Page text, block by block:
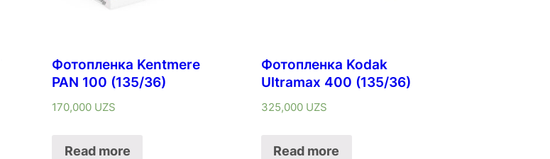
Фотопленка Kentmere
PAN 100 (135/36)
170,000 UZS
Read more
Фотопленка Kodak
Ultramax 400 (135/36)
325,000 UZS
Read more